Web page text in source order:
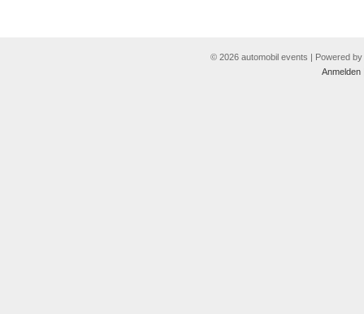
© 2026 automobil events | Powered by
Anmelden|